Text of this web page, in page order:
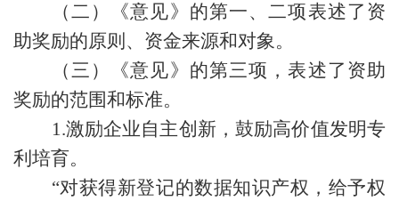
（二）《意见》的第一、二项表述了资
助奖励的原则、资金来源和对象。
（三）《意见》的第三项，表述了资助
奖励的范围和标准。
1.激励企业自主创新，鼓励高价值发明专
利培育。
“对获得新登记的数据知识产权，给予权